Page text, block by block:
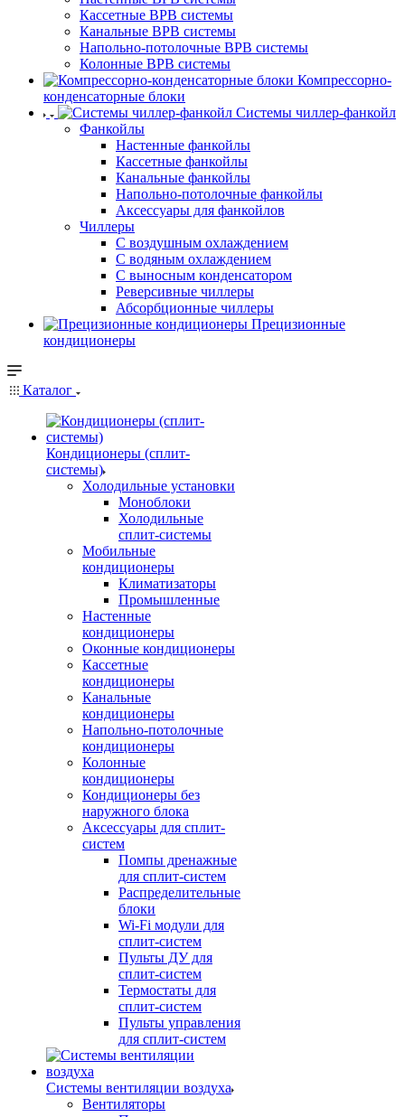
Кассетные ВРВ системы
Канальные ВРВ системы
Напольно-потолочные ВРВ системы
Колонные ВРВ системы
Компрессорно-
конденсаторные блоки
Системы чиллер-фанкойл
Фанкойлы
Настенные фанкойлы
Кассетные фанкойлы
Канальные фанкойлы
Напольно-потолочные фанкойлы
Аксессуары для фанкойлов
Чиллеры
С воздушным охлаждением
С водяным охлаждением
С выносным конденсатором
Реверсивные чиллеры
Абсорбционные чиллеры
Прецизионные
кондиционеры
Каталог
Кондиционеры (сплит-
системы)
Холодильные установки
Моноблоки
Холодильные
сплит-системы
Мобильные
кондиционеры
Климатизаторы
Промышленные
Настенные
кондиционеры
Оконные кондиционеры
Кассетные
кондиционеры
Канальные
кондиционеры
Напольно-потолочные
кондиционеры
Колонные
кондиционеры
Кондиционеры без
наружного блока
Аксессуары для сплит-
систем
Помпы дренажные
для сплит-систем
Распределительные
блоки
Wi-Fi модули для
сплит-систем
Пульты ДУ для
сплит-систем
Термостаты для
сплит-систем
Пульты управления
для сплит-систем
Системы вентиляции воздуха
Вентиляторы